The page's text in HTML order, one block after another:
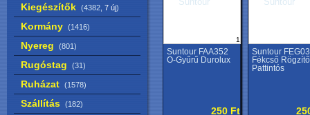
Kiegészítők (4382, 7 új)
Kormány (1416)
Nyereg (801)
Rugóstag (31)
Ruházat (1578)
Szállítás (182)
1
Suntour FAA352
O-Gyűrű Durolux
250 Ft
Suntour
Fékcső Rögzítő
Pattintós